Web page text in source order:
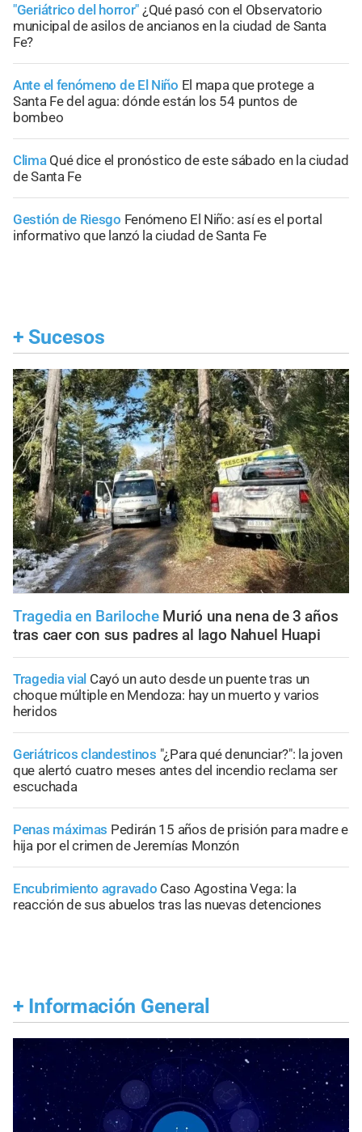
"Geriátrico del horror" ¿Qué pasó con el Observatorio
municipal de asilos de ancianos en la ciudad de Santa
Fe?
Ante el fenómeno de El Niño El mapa que protege a
Santa Fe del agua: dónde están los 54 puntos de
bombeo
Clima Qué dice el pronóstico de este sábado en la ciudad
de Santa Fe
Gestión de Riesgo Fenómeno El Niño: así es el portal
informativo que lanzó la ciudad de Santa Fe
+ Sucesos
Tragedia en Bariloche Murió una nena de 3 años
tras caer con sus padres al lago Nahuel Huapi
Tragedia vial Cayó un auto desde un puente tras un
choque múltiple en Mendoza: hay un muerto y varios
heridos
Geriátricos clandestinos "¿Para qué denunciar?": la joven
que alertó cuatro meses antes del incendio reclama ser
escuchada
Penas máximas Pedirán 15 años de prisión para madre e
hija por el crimen de Jeremías Monzón
Encubrimiento agravado Caso Agostina Vega: la
reacción de sus abuelos tras las nuevas detenciones
+ Información General